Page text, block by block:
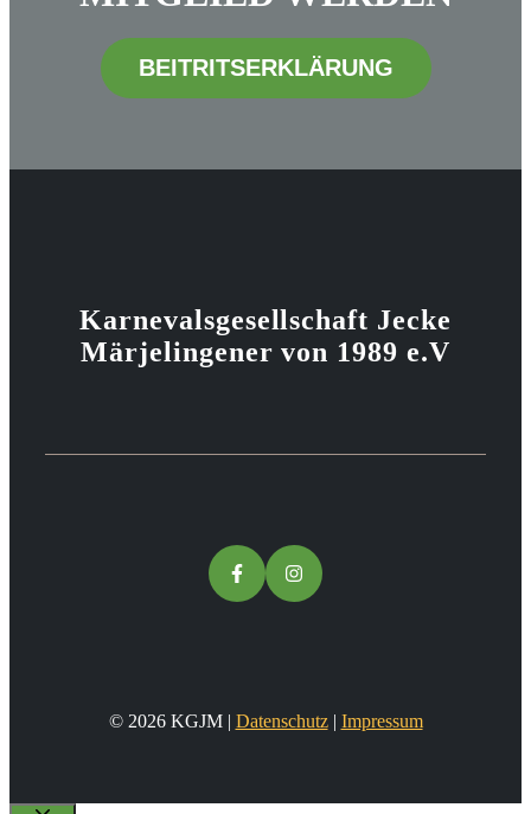
BEITRITSERKLÄRUNG
Karnevalsgesellschaft Jecke
Märjelingener von 1989 e.V
© 2026 KGJM | Datenschutz| Impressum